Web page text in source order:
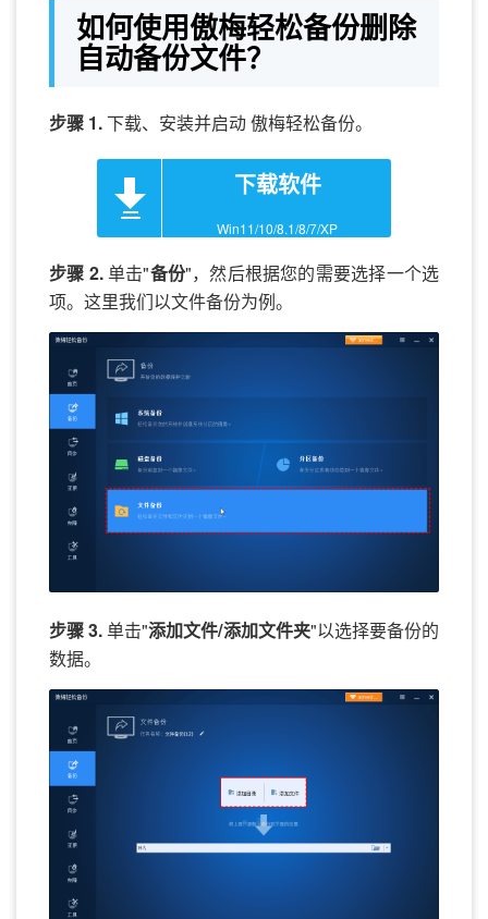
如何使用傲梅轻松备份删除
自动备份文件？
步骤 1.下载、安装并启动 傲梅轻松备份。
下载软件
Win11/10/8.1/8/7/XP
步骤 2.单击"备份"，然后根据您的需要选择一个选
项。这里我们以文件备份为例。
步骤 3.单击"添加文件/添加文件夹"以选择要备份的
数据。